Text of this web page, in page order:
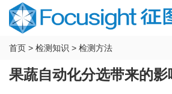
首页 > 检测知识 > 检测方法
果蔬自动化分选带来的影